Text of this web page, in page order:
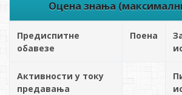
Оцена знања
Предиспитне
обавезе
Поена
Активности у току
предавања